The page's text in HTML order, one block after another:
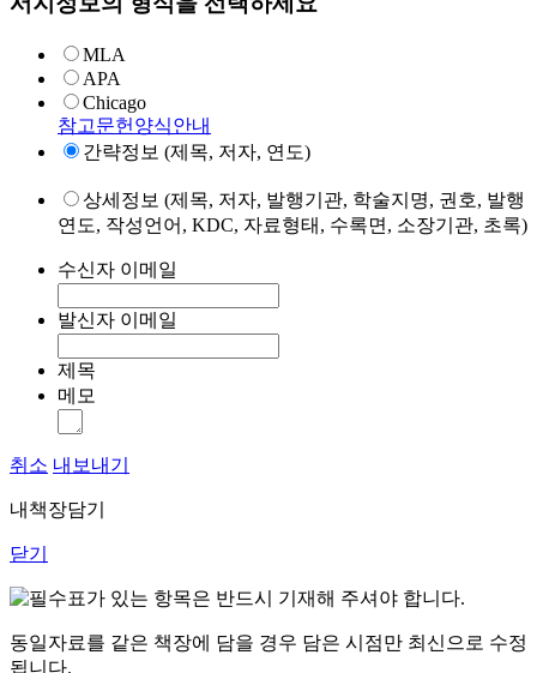
MLA
APA
Chicago
참고문헌양식안내
간략정보 (제목, 저자, 연도)
상세정보 (제목, 저자, 발행기관, 학술지명, 권호, 발행
연도, 작성언어, KDC, 자료형태, 수록면, 소장기관, 초록)
수신자 이메일
발신자 이메일
제목
메모
취소 내보내기
내책장담기
닫기
표가 있는 항목은 반드시 기재해 주셔야 합니다.
동일자료를 같은 책장에 담을 경우 담은 시점만 최신으로 수정
됩니다.